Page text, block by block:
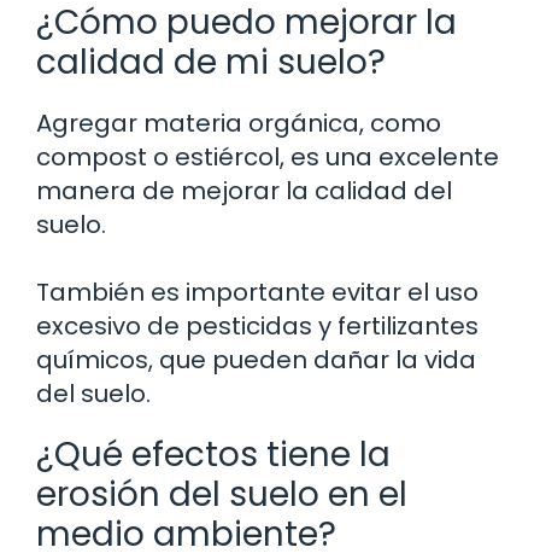
¿Cómo puedo mejorar la
calidad de mi suelo?
Agregar materia orgánica, como
compost o estiércol, es una excelente
manera de mejorar la calidad del
suelo.
También es importante evitar el uso
excesivo de pesticidas y fertilizantes
químicos, que pueden dañar la vida
del suelo.
¿Qué efectos tiene la
erosión del suelo en el
medio ambiente?